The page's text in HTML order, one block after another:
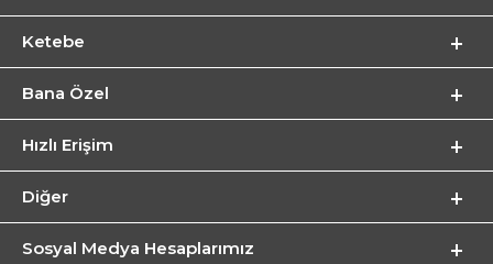
Ketebe
Bana Özel
Hızlı Erişim
Diğer
Sosyal Medya Hesaplarımız